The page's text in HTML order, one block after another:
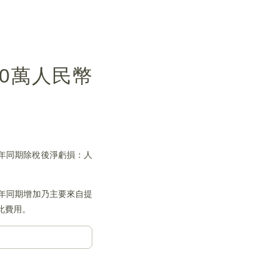
萬人民幣
同期除稅後淨虧損：人
同期增加乃主要來自提
用。